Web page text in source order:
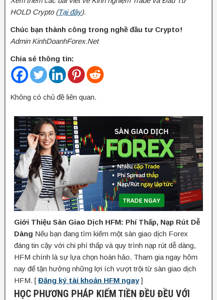
HOLD Crypto (Tại đây).
Chúc bạn thành công trong nghề đầu tư Crypto!
Admin KinhDoanhForex.Net
Chia sẻ thông tin:
Không có chủ đề liên quan.
Giới Thiệu Sàn Giao Dịch HFM: Phí Thấp, Nạp Rút Dễ
Dàng Nếu bạn đang tìm kiếm một sàn giao dịch Forex
đáng tin cậy với chi phí thấp và quy trình nạp rút dễ dàng,
HFM chính là sự lựa chọn hoàn hảo. Tham gia ngay hôm
nay để tận hưởng những lợi ích vượt trội từ sàn giao dịch
HFM. [ Đăng ký tài khoản HFM ngay]
HỌC PHƯƠNG PHÁP KIẾM TIỀN ĐỀU ĐỀU VỚI